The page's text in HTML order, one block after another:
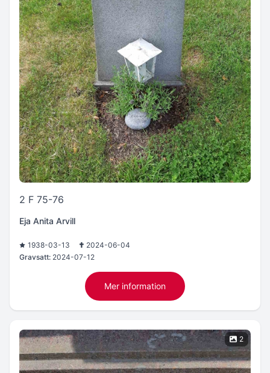
2 F 75-76
Eja Anita Arvill
1938-03-13
2024-06-04
Gravsatt: 2024-07-12
Mer information
2